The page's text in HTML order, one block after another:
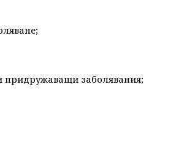
придружаващи заболявания;